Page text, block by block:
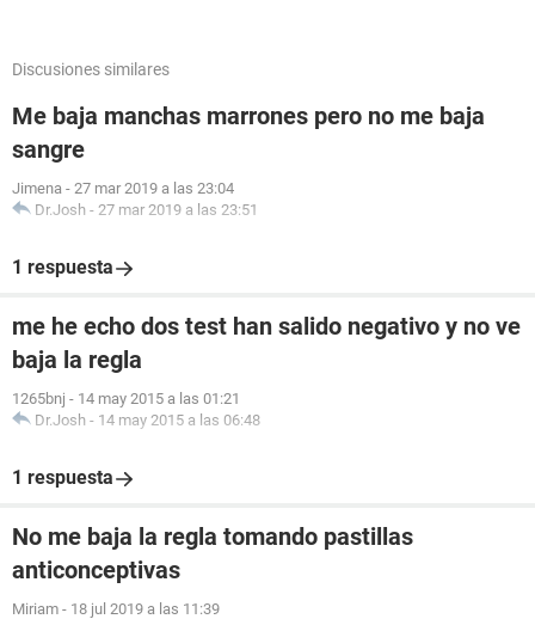
Discusiones similares
Me baja manchas marrones pero no me baja
sangre
Jimena - 27 mar 2019 a las 23:04
Dr.Josh - 27 mar 2019 a las 23:51
1 respuesta
me he echo dos test han salido negativo y no ve
baja la regla
1265bnj - 14 may 2015 a las 01:21
Dr.Josh - 14 may 2015 a las 06:48
1 respuesta
No me baja la regla tomando pastillas
anticonceptivas
Miriam - 18 jul 2019 a las 11:39